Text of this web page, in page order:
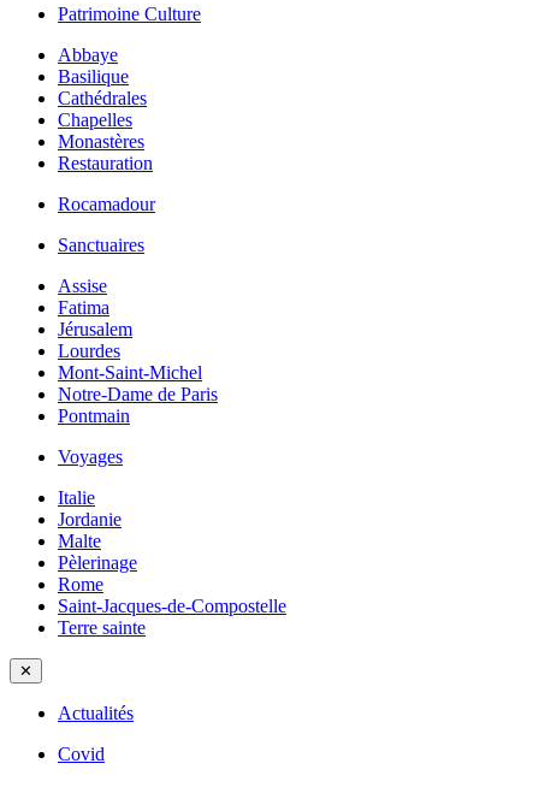
Patrimoine Culture
Abbaye
Basilique
Cathédrales
Chapelles
Monastères
Restauration
Rocamadour
Sanctuaires
Assise
Fatima
Jérusalem
Lourdes
Mont-Saint-Michel
Notre-Dame de Paris
Pontmain
Voyages
Italie
Jordanie
Malte
Pèlerinage
Rome
Saint-Jacques-de-Compostelle
Terre sainte
✕
Actualités
Covid